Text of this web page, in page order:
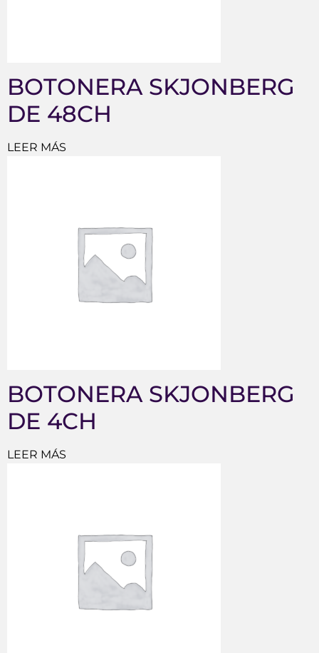
BOTONERA SKJONBERG
DE 48CH
LEER MÁS
BOTONERA SKJONBERG
DE 4CH
LEER MÁS